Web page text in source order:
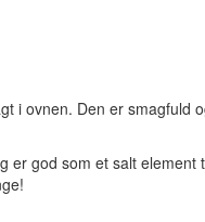
i ovnen. Den er smagfuld
er god som et salt element